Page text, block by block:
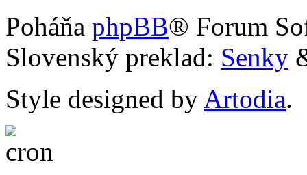
Poháňa phpBB® Forum
Slovenský preklad: Senky
Style designed by Artodia.